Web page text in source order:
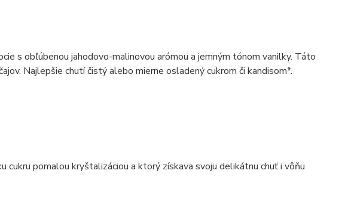
s obľúbenou jahodovo-malinovou arómou a jemným tónom vanilky. Táto
Najlepšie chutí čistý alebo mierne osladený cukrom či kandisom*.
cukru pomalou kryštalizáciou a ktorý získava svoju delikátnu chuť i vôňu